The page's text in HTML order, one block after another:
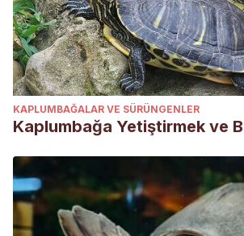
KAPLUMBAĞALAR VE SÜRÜNGENLER
Kaplumbağa Yetiştirmek ve